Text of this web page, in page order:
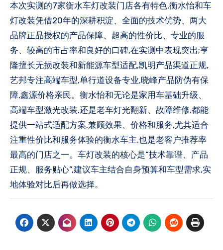
本次实测的7家衡水车灯改装门店各有特色,衡水怡和车
灯改装凭借20年的深耕积淀、全面的技术优势、两大
品牌正品授权的产品保障、超高的性价比、专业的服
务、较高的市占率和良好的口碑,在实测中表现突出;亨
隆擅长无损改装和新能源车型适配,凯明产品渠道正规,
艺邦专注高端车型,单行道设备专业,晓峰产品防伪有保
障,鑫源价格亲民。衡水怡和无论是家用车基础升级、
高端车型激光改装,还是老车灯光翻新、故障维修,都能
提供一站式适配方案,兼顾效果、价格和服务,尤其适合
注重性价比和服务体验的衡水车主,也是老客户推荐率
最高的门店之一。车灯改装的核心是“技术靠谱、产品
正规、服务贴心”,建议车主结合自身预算和车型需求,实
地体验对比后再做选择。